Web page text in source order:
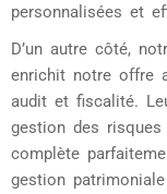
personnalisées et
D’un autre côté,
enrichit notre offre
audit et fiscalité.
gestion des
complète
gestion